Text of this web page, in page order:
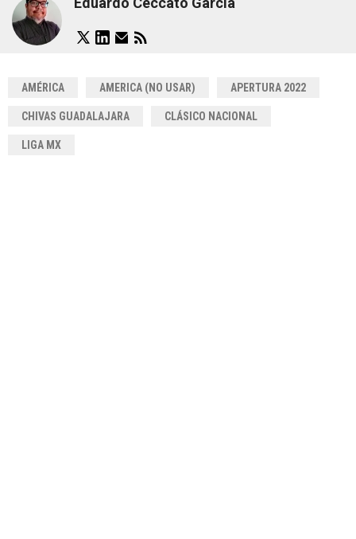
AMÉRICA AMERICA (NO USAR) APERTURA 2022
CHIVAS GUADALAJARA CLÁSICO NACIONAL
LIGA MX